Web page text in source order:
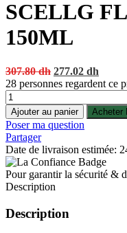
SCELLG
150ML
307.80dh Original
price
307.80 dh.
277.02 dh
price
28 personnes regardent ce
Quantité
Ajouter au panier
Acheter
Poser ma question
Partager
Date de livraison estimée:
Pour garantir la sécurité &
Description
Description